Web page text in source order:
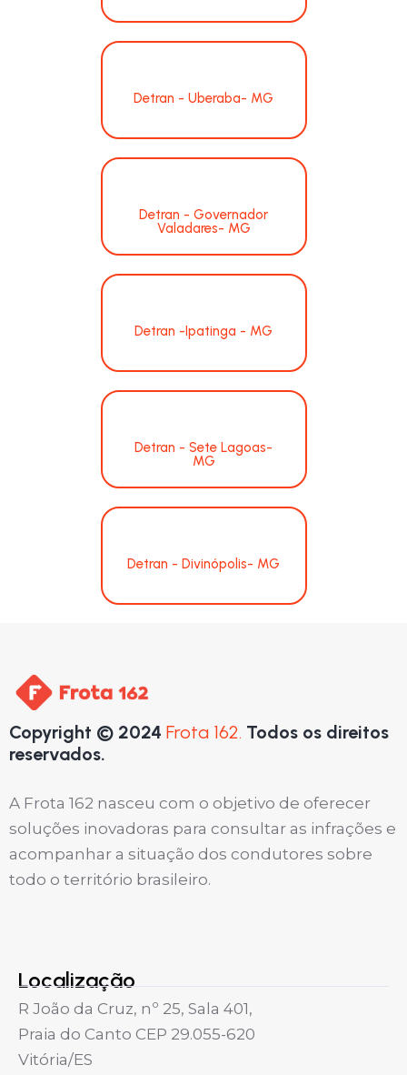
Detran - Uberaba- MG
Detran - Governador
Valadares- MG
Detran -Ipatinga - MG
Detran - Sete Lagoas-
MG
Detran - Divinópolis- MG
Copyright © 2024 Frota 162. Todos os direitos
reservados.
A Frota 162 nasceu com o objetivo de oferecer
soluções inovadoras para consultar as infrações e
acompanhar a situação dos condutores sobre
todo o território brasileiro.
Localização
R João da Cruz, nº 25, Sala 401,
Praia do Canto CEP 29.055-620
Vitória/ES